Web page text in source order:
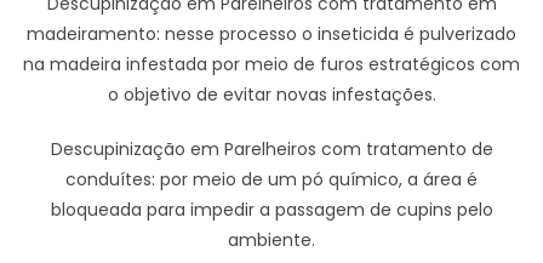
madeiramento: nesse processo o inseticida é pulverizado
na madeira infestada por meio de furos estratégicos com
o objetivo de evitar novas infestações.
Descupinização em Parelheiros com tratamento de
conduítes: por meio de um pó químico, a área é
bloqueada para impedir a passagem de cupins pelo
ambiente.